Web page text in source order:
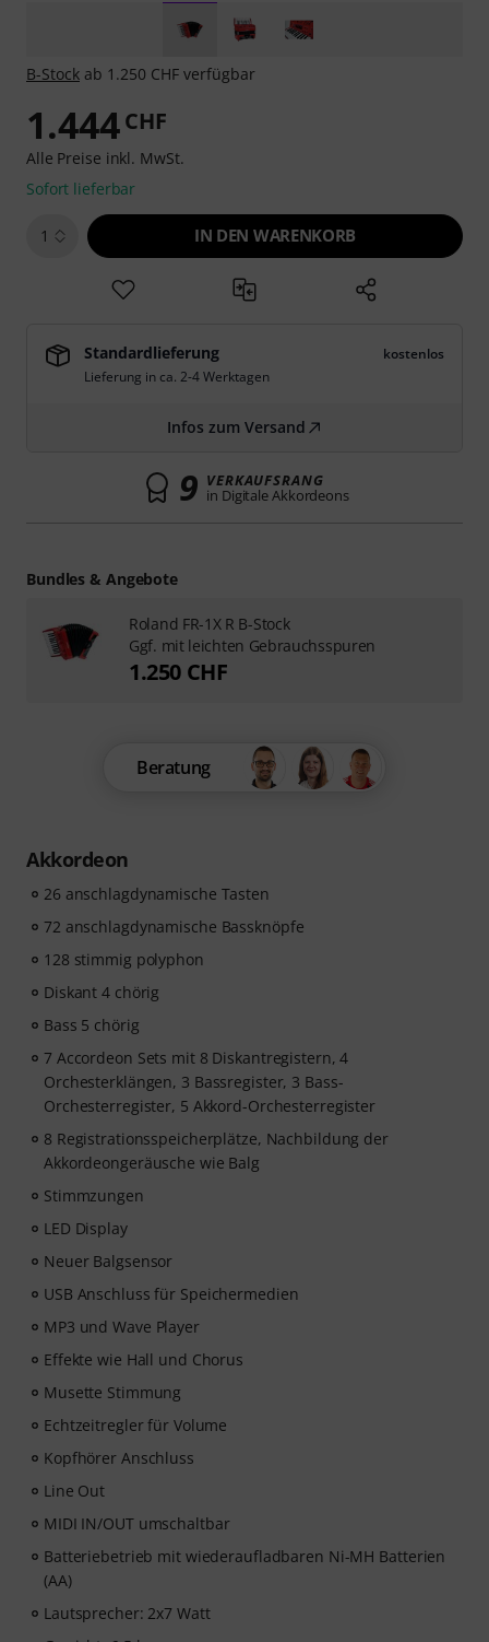
Akkordeon
26 anschlagdynamische Tasten
72 anschlagdynamische Bassknöpfe
128 stimmig polyphon
Diskant 4 chörig
Bass 5 chörig
7 Accordeon Sets mit 8 Diskantregistern, 4
Orchesterklängen, 3 Bassregister, 3 Bass-
Orchesterregister, 5 Akkord-Orchesterregister
8 Registrationsspeicherplätze, Nachbildung der
Akkordeongeräusche wie Balg
Stimmzungen
LED Display
Neuer Balgsensor
USB Anschluss für Speichermedien
MP3 und Wave Player
Effekte wie Hall und Chorus
Musette Stimmung
Echtzeitregler für Volume
Kopfhörer Anschluss
Line Out
MIDI IN/OUT umschaltbar
Batteriebetrieb mit wiederaufladbaren Ni-MH Batterien
(AA)
Lautsprecher: 2x7 Watt
B-Stock ab 1.250 CHF verfügbar
1.444 CHF
Alle Preise inkl. MwSt.
Sofort lieferbar
1 IN DEN WARENKORB
Standardlieferung
kostenlos
Lieferung in ca. 2-4 Werktagen
Infos zum Versand
9 VERKAUFSRANG
in Digitale Akkordeons
Beratung
Bundles & Angebote
Roland FR-1X R B-Stock
Ggf. mit leichten Gebrauchsspuren
1.250 CHF